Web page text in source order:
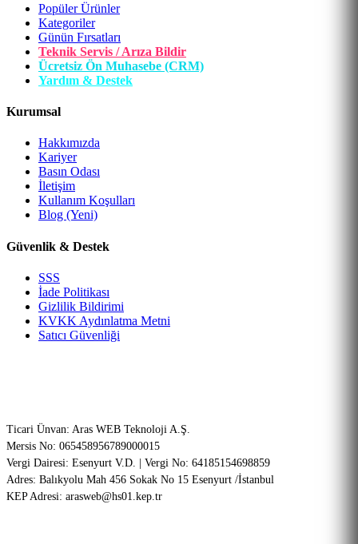
Popüler Ürünler
Kategoriler
Günün Fırsatları
Teknik Servis / Arıza Bildir
Ücretsiz Ön Muhasebe (CRM)
Yardım & Destek
Kurumsal
Hakkımızda
Kariyer
Basın Odası
İletişim
Kullanım Koşulları
Blog (Yeni)
Güvenlik & Destek
SSS
İade Politikası
Gizlilik Bildirimi
KVKK Aydınlatma Metni
Satıcı Güvenliği
Ticari Ünvan: Aras WEB Teknoloji A.Ş.
Mersis No: 065458956789000015
Vergi Dairesi: Esenyurt V.D. | Vergi No: 64185154698859
Adres: Balıkyolu Mah 456 Sokak No 15 Esenyurt /İstanbul
KEP Adresi: arasweb@hs01.kep.tr